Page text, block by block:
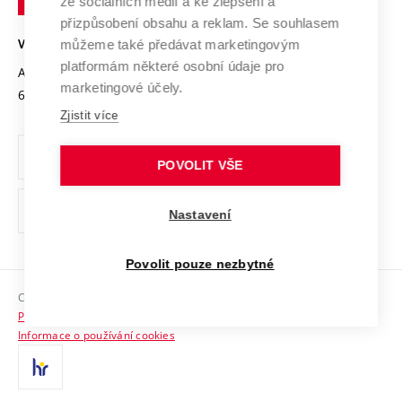
Open Science
Projekty
Projekty ze strukturálních fondů
Specifický výzkum
Univerzitní sítě
Bezpečná univerzita
Vyznamenání
Organizační struktura
Ochrana osobních údajů
odkaz)
Sociální bezpečí
HR Award
Kontakty
VYSOKÉ UČENÍ TECHNICKÉ V BRNĚ
Antonínská 548/1
602 00 Brno
www.vut.cz
vut@vutbr.cz
Copyright © 2026 VUT
Prohlášení o přístupnosti
Informace o používání cookies
přizpůsobení obsahu a reklam. Se souhlasem
můžeme také předávat marketingovým
platformám některé osobní údaje pro
marketingové účely.
Zjistit více
POVOLIT VŠE
Nastavení
Povolit pouze nezbytné